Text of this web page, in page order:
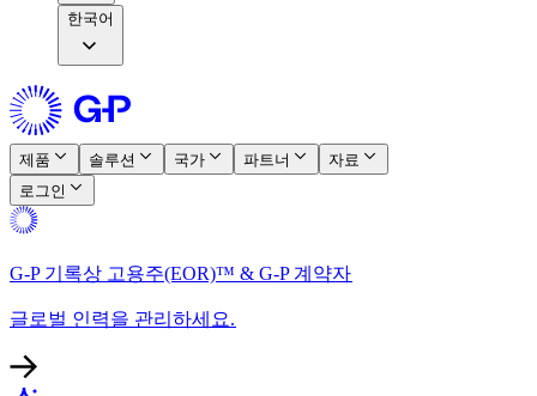
한국어
제품​​ 솔루션​​ 국가​​ 파트너​​
자료​​
로그인​​
G-P 기록상 고용주(EOR)™ & G-P 계약자​​
글로벌 인력을 관리하세요.​​